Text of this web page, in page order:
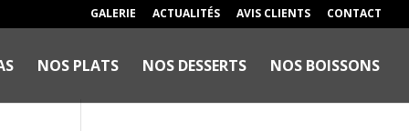
GALERIE ACTUALITÉS AVIS CLIENTS CONTACT
NOS PLATS NOS DESSERTS NOS BOISSONS